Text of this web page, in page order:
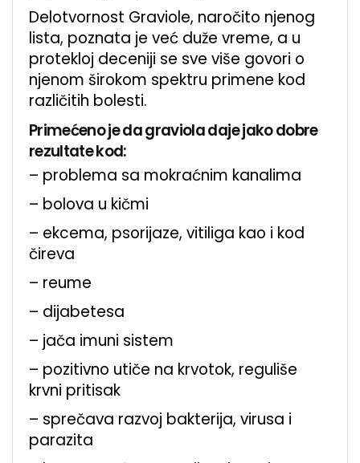
Delotvornost Graviole, naročito njenog
lista, poznata je već duže vreme, a u
protekloj deceniji se sve više govori o
njenom širokom spektru primene kod
različitih bolesti.
Primećeno je da graviola daje jako dobre
rezultate kod:
– problema sa mokraćnim kanalima
– bolova u kičmi
– ekcema, psorijaze, vitiliga kao i kod
čireva
– reume
– dijabetesa
– jača imuni sistem
– pozitivno utiče na krvotok, reguliše
krvni pritisak
– sprečava razvoj bakterija, virusa i
parazita